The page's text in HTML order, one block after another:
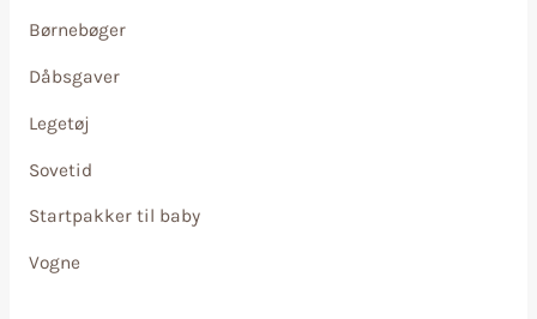
Børnebøger
Dåbsgaver
Legetøj
Sovetid
Startpakker til baby
Vogne